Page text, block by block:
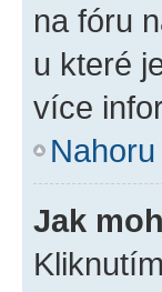
na fóru
u které
více
Nahoru
Jak